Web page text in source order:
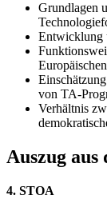
Grundlagen
Entwicklung
von TA-
Verhältnis
Auszug aus
4. STOA